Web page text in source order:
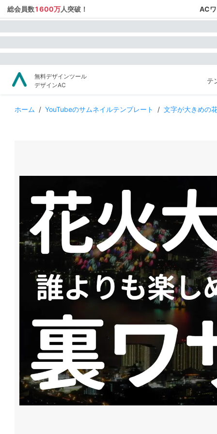
総会員数1600万人突破！ AC
無料デザインツール
デザインAC
テ
ホーム / YouTubeのサムネイルテンプレート / 文字が大きめの